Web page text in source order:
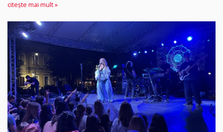
citește mai mult »